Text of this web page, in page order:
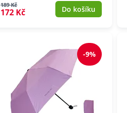
189 Kč
172 Kč Do košíku
-9%